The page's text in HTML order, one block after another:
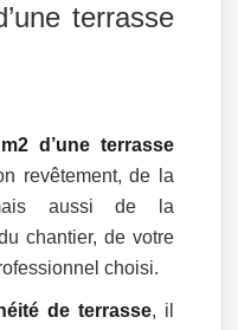
terrasse
d’une terrasse
revêtement, de la
aussi de la
chantier, de votre
choisi.
de terrasse, il